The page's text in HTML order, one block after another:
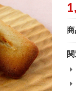
商